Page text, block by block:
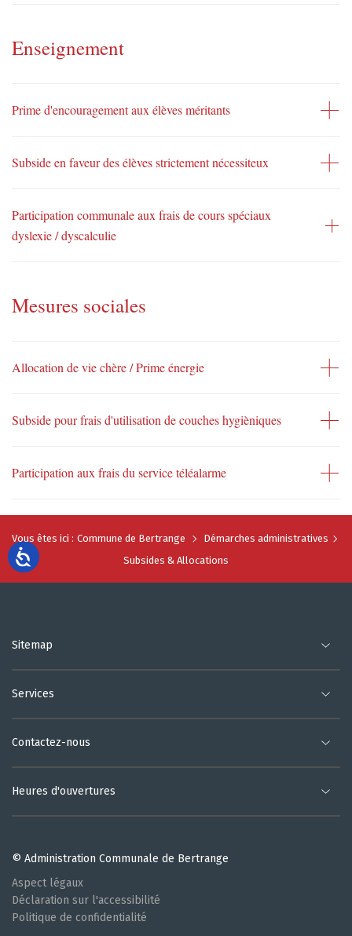
Enseignement
Prime d'encouragement aux élèves méritants
Subside en faveur des élèves strictement nécessiteux
Participation communale aux frais de cours spéciaux
dyslexie / dyscalculie
Mesures sociales
Allocation de vie chère / Prime énergie
Subside pour frais d'utilisation de couches hygièniques
Participation aux frais du service téléalarme
Vous êtes ici : Commune de Bertrange
Démarches administratives
Subsides & Allocations
Sitemap
Services
Contactez-nous
Heures d'ouvertures
© Administration Communale de Bertrange
Aspect légaux
Déclaration sur l'accessibilité
Politique de confidentialité